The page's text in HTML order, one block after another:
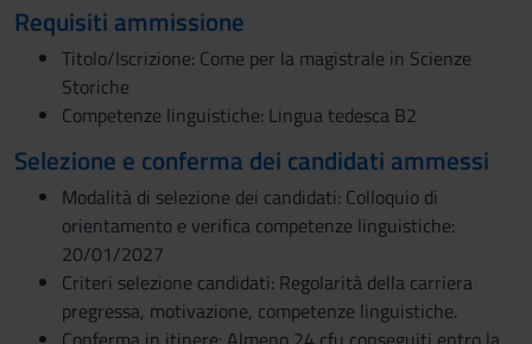
Requisiti ammissione
Titolo/Iscrizione: Come per la magistrale in Scienze
Storiche
Competenze linguistiche: Lingua tedesca B2
Selezione e conferma dei candidati ammessi
Modalità di selezione dei candidati: Colloquio di
orientamento e verifica competenze linguistiche:
20/01/2027
Criteri selezione candidati: Regolarità della carriera
pregressa, motivazione, competenze linguistiche.